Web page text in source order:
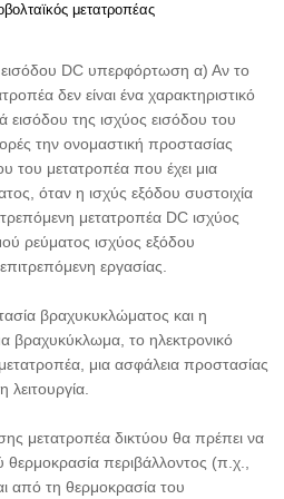
μετατροπέας
εισόδου DC υπερφόρτωση α) Αν το
δεν είναι ένα χαρακτηριστικό
εισόδου της ισχύος εισόδου του
την ονομαστική προστασίας
του μετατροπέα που έχει μια
όταν η ισχύς εξόδου συστοιχία
μετατροπέα DC ισχύος
ρεύματος ισχύος εξόδου
εργασίας.
βραχυκυκλώματος και η
βραχυκύκλωμα, το ηλεκτρονικό
μια ασφάλεια προστασίας
λειτουργία.
μετατροπέα δικτύου θα πρέπει να
περιβάλλοντος (π.χ.,
από τη θερμοκρασία του